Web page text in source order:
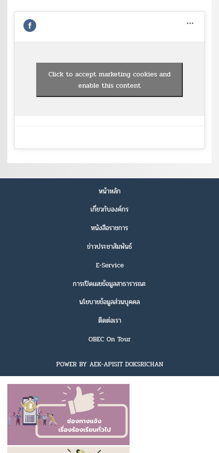
Click to accept marketing cookies and
enable this content
หน้าหลัก
เกี่ยวกับองค์กร
หนังสือราชการ
ข่าวประชาสัมพันธ์
E-Service
การเปิดเผยข้อมูลสาธารารณะ
นโยบายข้อมูลส่วนบุคคล
ติดต่อเรา
OBEC On Tour
POWER BY AEK-APISIT DOKSRICHAN